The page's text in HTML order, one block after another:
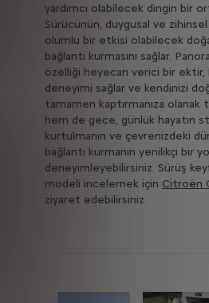
yardımcı olabilecek dingin bir
Sürücünün, duygusal ve
olumlu bir etkisi olabilecek
bağlantı kurmasını sağlar.
özelliği heyecan verici bir ektir,
deneyimi sağlar ve kendinizi
tamamen kaptırmanıza olanak
hem de gece, günlük hayatın
kurtulmanın ve çevrenizdeki
bağlantı kurmanın yenilikçi bir
deneyimleyebilirsiniz. Sürüş
modeli incelemek için Citroën
ziyaret edebilirsiniz.